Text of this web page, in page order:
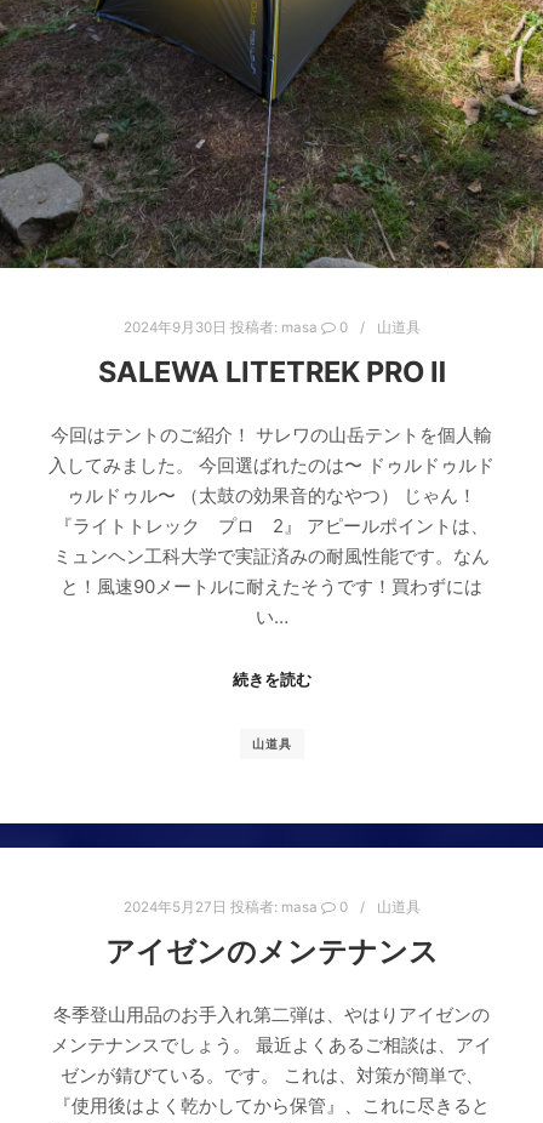
2024年9月30日 投稿者: masa 0 山道具
SALEWA LITETREK PRO Ⅱ
今回はテントのご紹介！ サレワの山岳テントを個人輸
入してみました。 今回選ばれたのは〜 ドゥルドゥルド
ゥルドゥル〜 （太鼓の効果音的なやつ） じゃん！
『ライトトレック プロ 2』 アピールポイントは、
ミュンヘン工科大学で実証済みの耐風性能です。なん
と！風速90メートルに耐えたそうです！買わずには
い…
続きを読む
山道具
2024年5月27日 投稿者: masa 0 山道具
アイゼンのメンテナンス
冬季登山用品のお手入れ第二弾は、やはりアイゼンの
メンテナンスでしょう。 最近よくあるご相談は、アイ
ゼンが錆びている。です。 これは、対策が簡単で、
『使用後はよく乾かしてから保管』、これに尽きると